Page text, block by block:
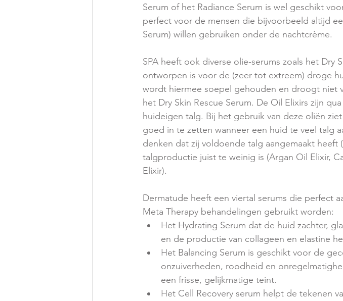
Serum of het Radiance Serum is wel geschikt
perfect voor de mensen die bijvoorbeeld altijd
Serum) willen gebruiken onder de nachtcrème.
SPA heeft ook diverse olie-serums zoals het Dry
ontworpen is voor de (zeer tot extreem) droge
wordt hiermee soepel gehouden en droogt niet
het Dry Skin Rescue Serum. De Oil Elixirs zijn
huideigen talg. Bij het gebruik van deze oliën
goed in te zetten wanneer een huid te veel talg
denken dat zij voldoende talg aangemaakt heeft
talgproductie juist te weinig is (Argan Oil Elixir,
Elixir).
Dermatude heeft een viertal serums die perfect
Meta Therapy behandelingen gebruikt worden:
Het Hydrating Serum dat de huid zachter,
en de productie van collageen en elastine
Het Balancing Serum is geschikt voor de
onzuiverheden, roodheid en
een frisse, gelijkmatige teint.
Het Cell Recovery serum helpt de tekenen